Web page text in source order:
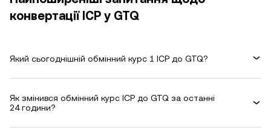
конвертації ICP у GTQ
Який сьогоднішній обмінний курс 1 ICP до GTQ?
Як змінився обмінний курс ICP до GTQ за останні
24 години?